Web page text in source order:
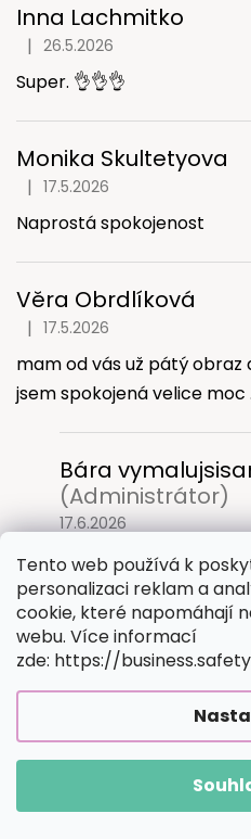
Tento web používá k
personalizaci reklam a
cookie, které napomáhají
webu. Více informací
zde: https://
Inna Lachmitko
Hodnocení produktu je 5 z
| 26.5.2026
Super. 👌👌👌
Monika Skultetyova
Hodnocení produktu je 5 z
| 17.5.2026
Naprostá spokojenost
Věra Obrdlíková
Hodnocení produktu je 5 z
| 17.5.2026
mam od vás už pátý
jsem spokojená velice moc .
Bára
(Administrátor)
17.6.2026
Dobrý den, děkujeme
hodnocení a už teď
vyberete další
posíláme také
jednou děkujeme a
Hodnocení produktu je 5 z
| 30.4.2026